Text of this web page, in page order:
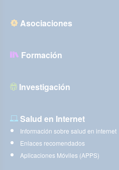
Asociaciones
Formación
Investigación
Salud en Internet
Información sobre salud en internet
Enlaces recomendados
Aplicaciones Móviles (APPS)